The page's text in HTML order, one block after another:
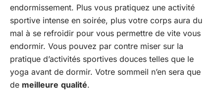
endormissement. Plus vous pratiquez une activité
sportive intense en soirée, plus votre corps aura du
mal à se refroidir pour vous permettre de vite vous
endormir. Vous pouvez par contre miser sur la
pratique d’activités sportives douces telles que le
yoga avant de dormir. Votre sommeil n’en sera que
de meilleure qualité.